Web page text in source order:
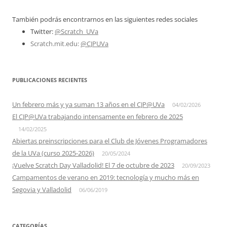
También podrás encontrarnos en las siguientes redes sociales
Twitter:@Scratch_UVa
Scratch.mit.edu:@CJPUVa
PUBLICACIONES RECIENTES
Un febrero más y ya suman 13 años en el CJP@UVa 04/02/2026
El CJP@UVa trabajando intensamente en febrero de 2025
14/02/2025
Abiertas preinscripciones para el Club de Jóvenes Programadores
de la UVa (curso 2025-2026)
20/05/2024
¡Vuelve Scratch Day Valladolid! El 7 de octubre de 2023 20/09/2023
Campamentos de verano en 2019: tecnología y mucho más en
Segovia y Valladolid
06/06/2019